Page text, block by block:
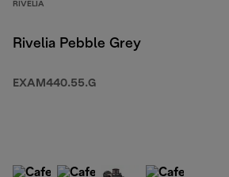
RIVELIA
Rivelia Pebble Grey
EXAM440.55.G